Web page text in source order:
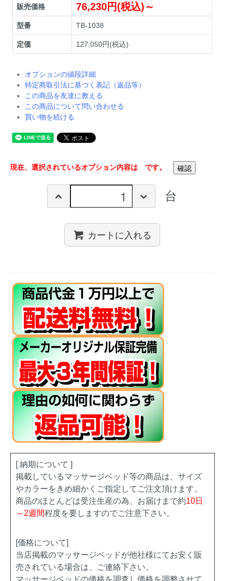
販売価格 76,230円(税込)～
型番 TB-1038
定価 127,050円(税込)
オプションの値段詳細
特定商取引法に基づく表記（返品等）
この商品を友達に教える
この商品について問い合わせる
買い物を続ける
現在、選択されているオプション内容は です。
台
カートに入れる
[ 納期について ]
掲載しているマッサージベッド等の商品は、サイズ
やカラーをきめ細かくご指定してご注文頂けます。
商品のほとんどは受注生産の為、お届けまで約10日
～2週間程度を要しますのでご注意下さい。
[価格について]
当店掲載のマッサージベッドが他社様にてお安く販
売されている場合は、ご連絡下さい。
マッサージベッドの価格を調査し価格を調整させて